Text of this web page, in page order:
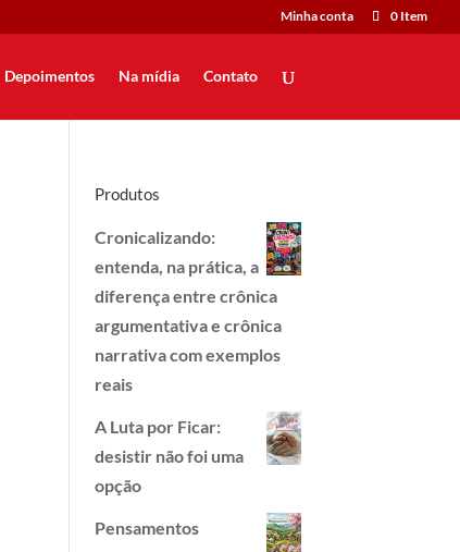
Minha conta 0 Item
Depoimentos Na mídia Contato
Produtos
Cronicalizando:
entenda, na prática, a
diferença entre crônica
argumentativa e crônica
narrativa com exemplos
reais
A Luta por Ficar:
desistir não foi uma
opção
Pensamentos